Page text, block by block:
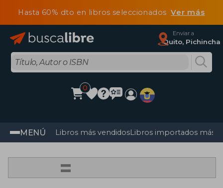
Hasta 60% dto en libros seleccionadosVer más
Enviar a
Quito, Pichincha
0
MENÚ Libros más vendidosLibros importados más
=